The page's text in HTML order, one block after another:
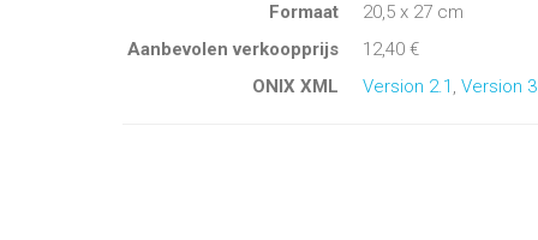
Formaat
20,5 x 27 cm
Aanbevolen verkoopprijs
12,40 €
ONIX XML
Version 2.1 Version 3